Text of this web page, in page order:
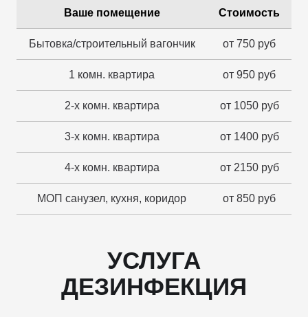
Ваше помещение Стоимость
Бытовка/строительный вагончик от 750 руб
1 комн. квартира от 950 руб
2-х комн. квартира от 1050 руб
3-х комн. квартира от 1400 руб
4-х комн. квартира от 2150 руб
МОП санузел, кухня, коридор от 850 руб
УСЛУГА
ДЕЗИНФЕКЦИЯ